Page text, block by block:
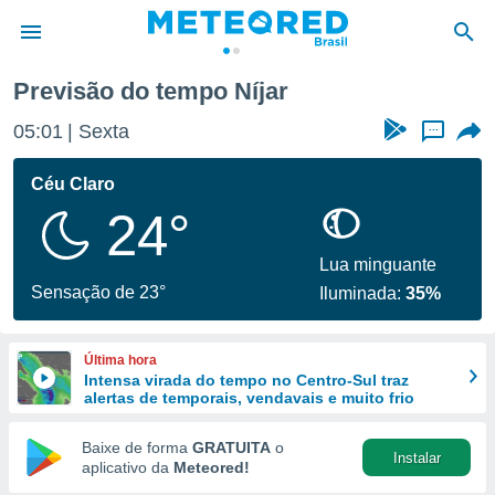
da
fornecidas
a este
das
e
forma
digital
Previsão do tempo Níjar
05:01 Sexta ...
Céu Claro
24°
Sensação de 23°
Lua minguante
Iluminada:35%
Última hora
Intensa virada do tempo no Centro-Sul traz
alertas de temporais, vendavais e muito frio
Baixe de forma GRATUITA o
aplicativo da Meteored!
Instalar